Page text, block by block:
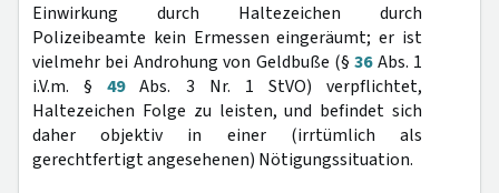
Einwirkung durch Haltezeichen durch
Polizeibeamte kein Ermessen eingeräumt; er ist
vielmehr bei Androhung von Geldbuße (§36Abs. 1
i.V.m. §49Abs. 3 Nr. 1 StVO) verpflichtet,
Haltezeichen Folge zu leisten, und befindet sich
daher objektiv in einer (irrtümlich als
gerechtfertigt angesehenen) Nötigungssituation.